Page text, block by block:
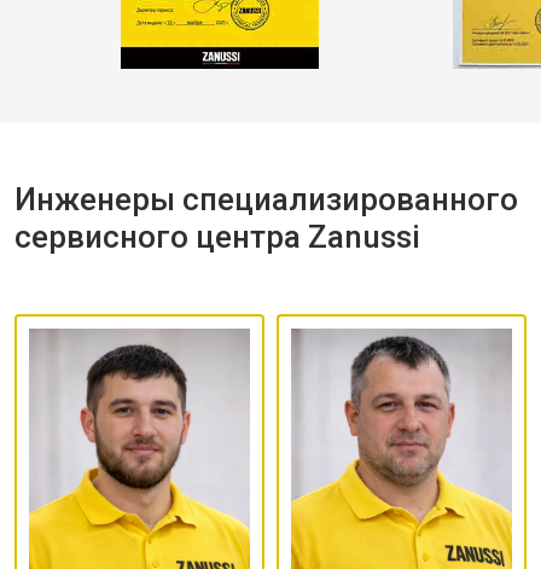
Инженеры специализированного
сервисного центра Zanussi